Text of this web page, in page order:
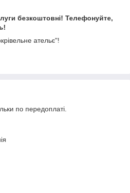
безкоштовні! Телефонуйте,
ательє"!
по передоплаті.